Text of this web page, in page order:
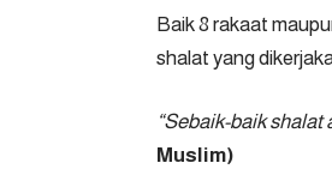
Baik 8 rakaat
shalat yang
“Sebaik-baik shalat
Muslim)